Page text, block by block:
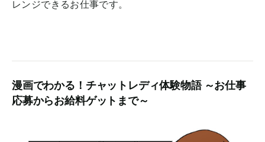
レンジできるお仕事です。
漫画でわかる！チャットレディ体験物語 ～お仕事
応募からお給料ゲットまで～